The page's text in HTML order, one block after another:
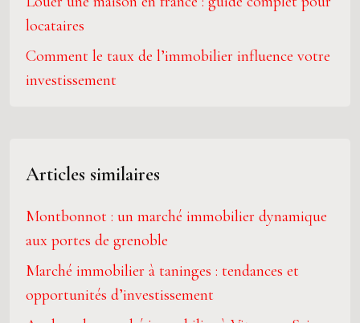
locataires
Comment le taux de l’immobilier influence votre
investissement
Articles similaires
Montbonnot : un marché immobilier dynamique
aux portes de grenoble
Marché immobilier à taninges : tendances et
opportunités d’investissement